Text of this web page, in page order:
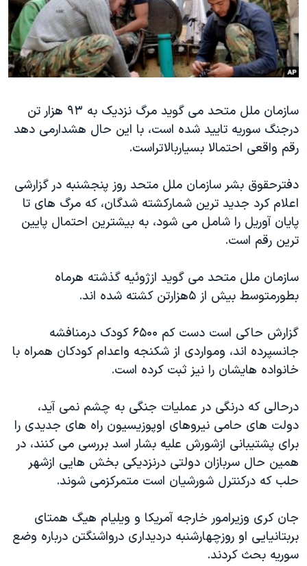
فرهنگ و زندگی
حقوق شهروندی
اقتصادی
اسرائیل در جنگ
گالری عکس
مستندها
انتخابات ریاست جمهوری آمریکا ۲۰۲۴
حمله جمهوری اسلامی به اسرائیل
ورزش زنان در ایران
اعتراضات زن، زندگی، آزادی
تریبونال مردمی آبان ۹۸
دادگاه حمید نوری
چهل سال گروگان‌گیری
اعتراضات مردمی آبان ۹۸
نرگس محمدی برنده جایزه نوبل صلح
همایش محافظه‌کاران آمریکا «سی‌پک»
سفر پرزیدنت ترامپ به چین
دنبال کنید
زبانهای مختلف
سازمان ملل متحد می گوید مرگ نزدیک به ۹۳ هزار تن
درجنگ سوریه تایید شده است، با این حال هشدارمی دهد
رقم واقعی احتمالا بسیاربالاتراست.
دفترحقوق بشر سازمان ملل متحد روز پنجشنبه در گزارشی
اعلام کرد جدید ترین شمارکشته شدگان، که مرگ های تا
پایان آوریل را شامل می شود، به بیشترین احتمال پایین
ترین رقم است.
سازمان ملل متحد می گوید ازژوئیه گذشته هرماه
بطورمتوسط بیش از ۵هزارتن کشته شده اند.
گزارش حاکی است دست کم ۶۵۰۰ کودک درمنافشه
جانسپرده اند، ومواردی از شکنجه واعدام کودکان همراه با
خانواده هایشان را نیز ثبت کرده است.
درحالی که درنگی در عملیات جنگی به چشم نمی آید،
دولت های حامی نیروهای اوپوزیسیون راه های جدیدی را
برای پشتیبانی ازشورش علیه بشار اسد بررسی می کنند، در
همین حال سربازان دولتی درنزدیکی بخش هایی ازشهر
حلب که درکنترل شورشیان است متمرکزمی شوند.
جان کری وزیرامور خارجه آمریکا و ویلیام هیگ همتای
بربتانیایی او روزچهارشنبه دردیداری درواشنگتن درباره وضع
سوریه بحث کردند.